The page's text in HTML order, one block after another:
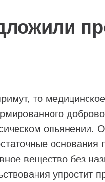
то
опьянении.
основания
вещество без
упростит